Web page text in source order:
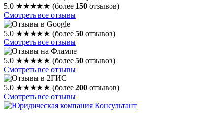
5.0 ★★★★★ (более 150 отзывов)
Смотреть все отзывы
5.0 ★★★★★ (более 50 отзывов)
Смотреть все отзывы
5.0 ★★★★★ (более 50 отзывов)
Смотреть все отзывы
5.0 ★★★★★ (более 200 отзывов)
Смотреть все отзывы